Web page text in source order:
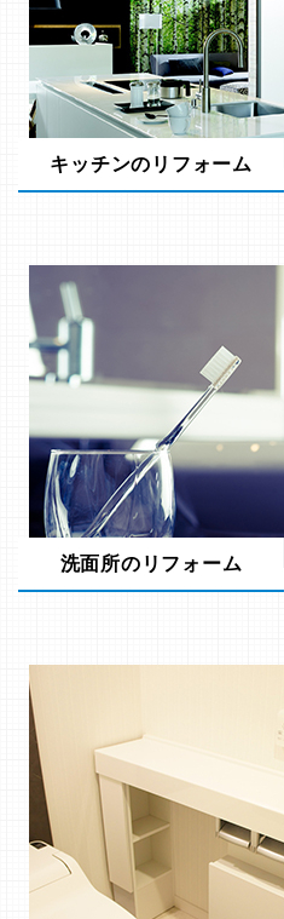
キッチンのリフォーム
洗面所のリフォーム